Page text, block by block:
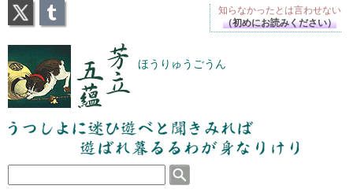
芳立五蘊 ほうりゅうごうん
うつしよに迷ひ遊べと聞きみれば遊ばれ暮るるわが
身なりけり
知らなかったとは言わせない
（初めにお読みください）
X Tumblr